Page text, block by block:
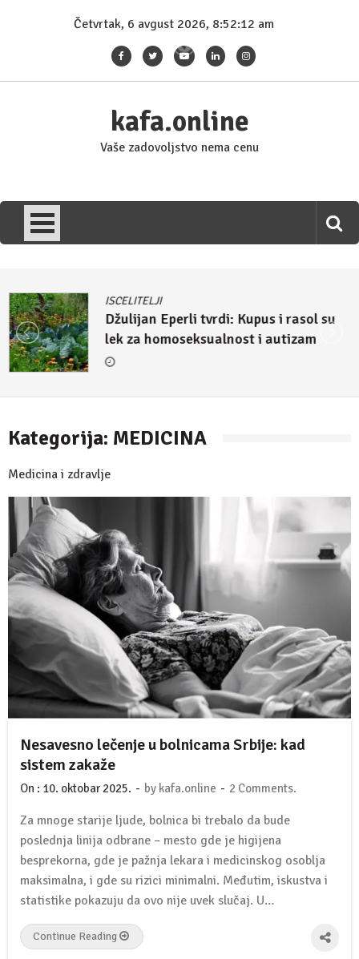
Četvrtak, 6 avgust 2026, 8:52:13 am
kafa.online
Vaše zadovoljstvo nema cenu
ISCELITELJI
Džulijan Eperli tvrdi: Kupus i rasol su
lek za homoseksualnost i autizam
Kategorija: MEDICINA
Medicina i zdravlje
Nesavesno lečenje u bolnicama Srbije: kad
sistem zakaže
On : 10. oktobar 2025. - by kafa.online - 2 Comments.
Za mnoge starije ljude, bolnica bi trebalo da bude
poslednja linija odbrane – mesto gde je higijena
besprekorna, gde je pažnja lekara i medicinskog osoblja
maksimalna, i gde su rizici minimalni. Međutim, iskustva i
statistike pokazuju da ovo nije uvek slučaj. U…
Continue Reading